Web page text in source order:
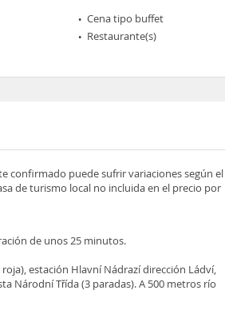
Cena tipo buffet
Restaurante(s)
confirmado puede sufrir variaciones según el
de turismo local no incluida en el precio por
de unos 25 minutos.
estación Hlavní Nádrazí dirección Ládví,
Národní Třída (3 paradas). A 500 metros río